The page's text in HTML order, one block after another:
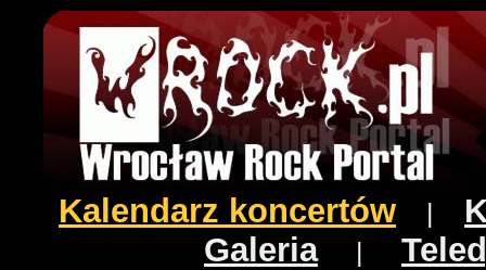
Kalendarz koncertów
Galeria|